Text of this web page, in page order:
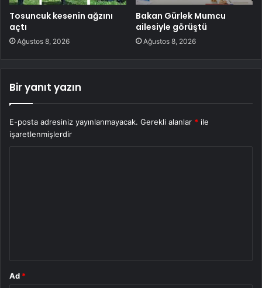
Tosuncuk kesenin ağzını
açtı
Ağustos 8, 2026
Bakan Gürlek Mumcu
ailesiyle görüştü
Ağustos 8, 2026
Bir yanıt yazın
E-posta adresiniz yayınlanmayacak. Gerekli alanlar * ile
işaretlenmişlerdir
Ad *